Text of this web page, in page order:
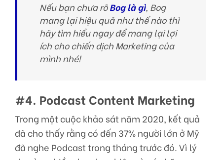
Nếu bạn chưa rõBog là gì, Bog
mang lại hiệu quả như thế nào thì
hãy tìm hiểu ngay để mang lại lợi
ích cho chiến dịch Marketing của
mình nhé!
#4. Podcast Content Marketing
Trong một cuộc khảo sát năm 2020, kết quả
đã cho thấy rằng có đến 37% người lớn ở Mỹ
đã nghe Podcast trong tháng trước đó. Vì lý